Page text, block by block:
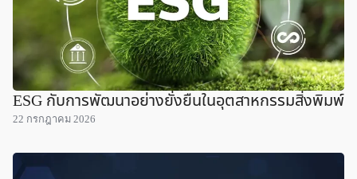
ESG กับการพัฒนาอย่างยั่งยืนในอุตสาหกรรมสิ่งพิมพ์
22 กรกฎาคม 2026